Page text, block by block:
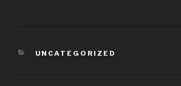
KATEGORIEN
UNCATEGORIZED